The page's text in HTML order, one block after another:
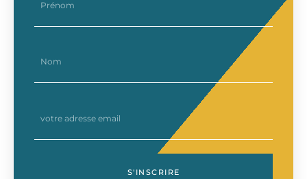
S'INSCRIRE